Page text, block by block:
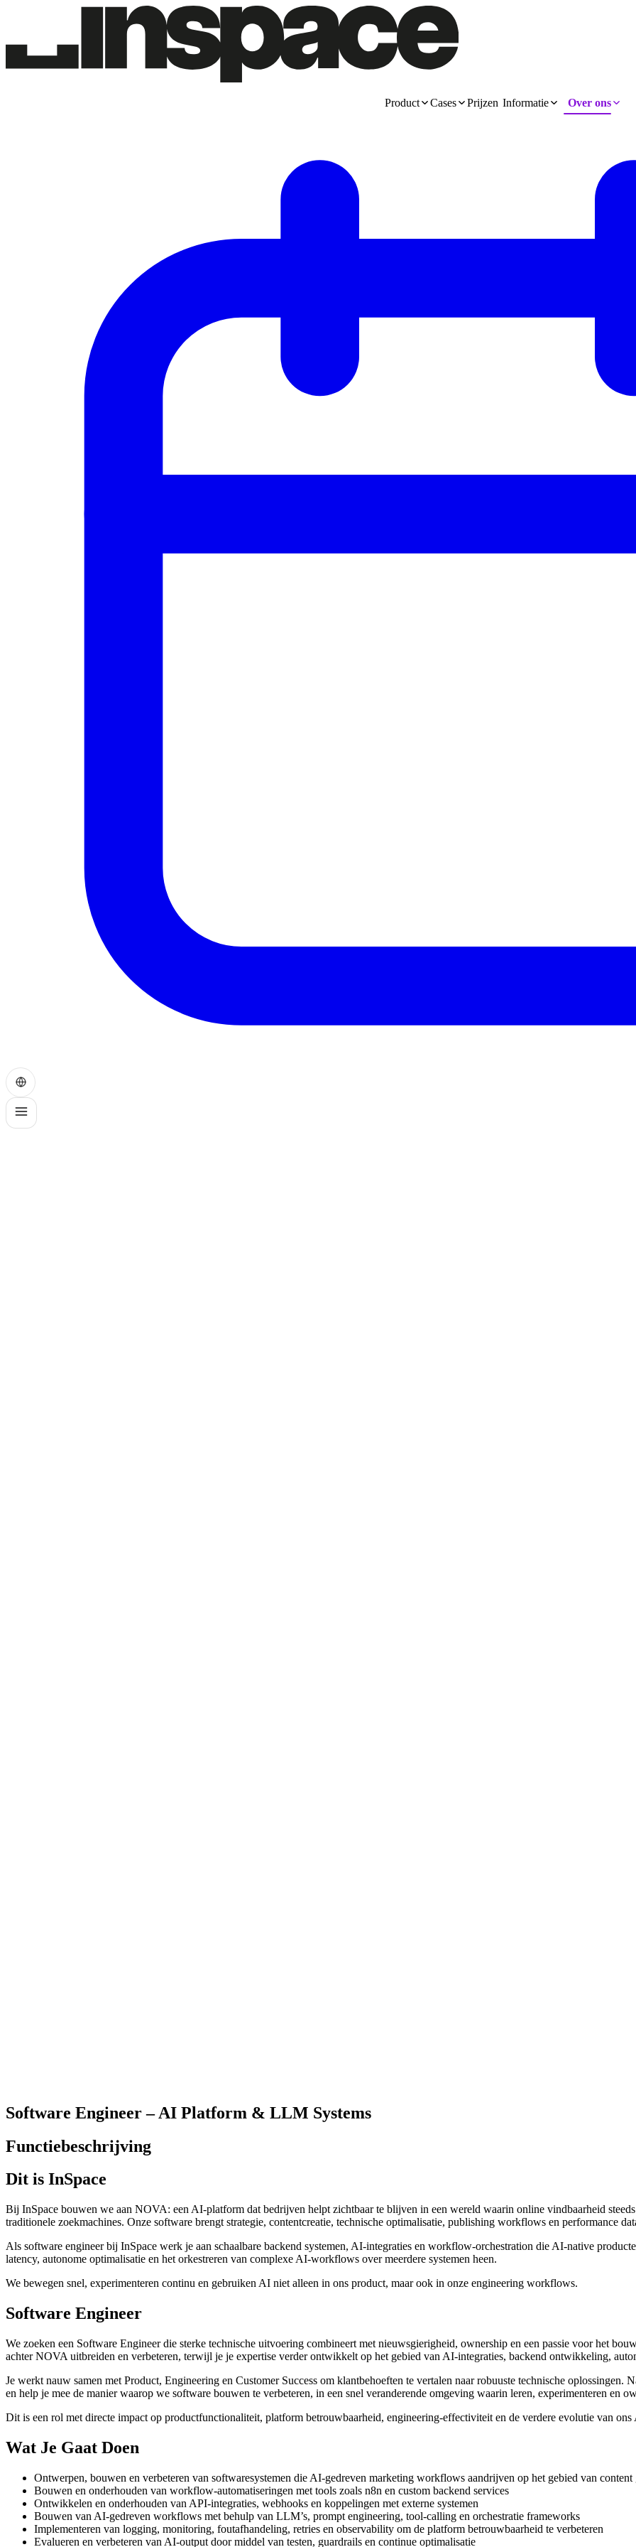
Product Cases Prijzen Informatie Over ons
Software Engineer – AI Platform & LLM Systems
Functiebeschrijving
Dit is InSpace
Bij InSpace bouwen we aan NOVA: een AI-platform dat bedrijven helpt zichtbaar te blijven in een wereld waarin online vindbaarheid
traditionele zoekmachines. Onze software brengt strategie, contentcreatie, technische optimalisatie, publishing workflows en performance
Als software engineer bij InSpace werk je aan schaalbare backend systemen, AI-integraties en workflow-orchestration die AI-native
latency, autonome optimalisatie en het orkestreren van complexe AI-workflows over meerdere systemen heen.
We bewegen snel, experimenteren continu en gebruiken AI niet alleen in ons product, maar ook in onze engineering workflows.
Software Engineer
We zoeken een Software Engineer die sterke technische uitvoering combineert met nieuwsgierigheid, ownership en een passie voor het
achter NOVA uitbreiden en verbeteren, terwijl je je expertise verder ontwikkelt op het gebied van AI-integraties, backend ontwikkeling,
Je werkt nauw samen met Product, Engineering en Customer Success om klantbehoeften te vertalen naar robuuste technische oplossingen.
en help je mee de manier waarop we software bouwen te verbeteren, in een snel veranderende omgeving waarin leren, experimenteren en
Dit is een rol met directe impact op productfunctionaliteit, platform betrouwbaarheid, engineering-effectiviteit en de verdere evolutie van
Wat Je Gaat Doen
Ontwerpen, bouwen en verbeteren van softwaresystemen die AI-gedreven marketing workflows aandrijven op het gebied van
Bouwen en onderhouden van workflow-automatiseringen met tools zoals n8n en custom backend services
Ontwikkelen en onderhouden van API-integraties, webhooks en koppelingen met externe systemen
Bouwen van AI-gedreven workflows met behulp van LLM’s, prompt engineering, tool-calling en orchestratie frameworks
Implementeren van logging, monitoring, foutafhandeling, retries en observability om de platform betrouwbaarheid te verbeteren
Evalueren en verbeteren van AI-output door middel van testen, guardrails en continue optimalisatie